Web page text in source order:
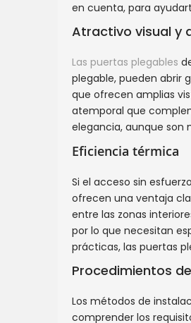
en cuenta, para
Atractivo visual y
Las puertas plegables
plegable, pueden abrir
que ofrecen amplias
atemporal que
elegancia, aunque son
Eficiencia térmica
Si el acceso sin
ofrecen una ventaja
entre las zonas
por lo que necesitan
prácticas, las puertas
Procedimientos
Los métodos de
comprender los